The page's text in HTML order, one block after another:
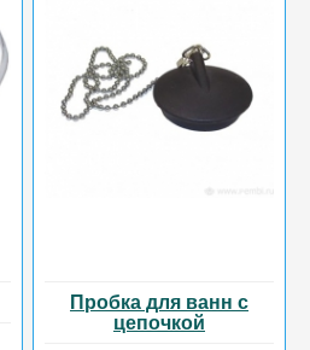
Пробка для ванн с
цепочкой